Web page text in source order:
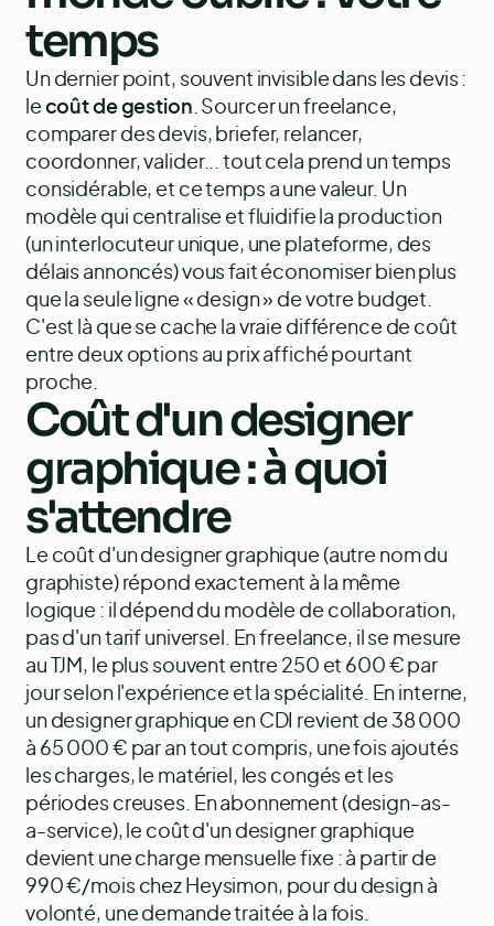
temps
Un dernier point, souvent invisible dans les devis :
le coût de gestion . Sourcer un freelance,
comparer des devis, briefer, relancer,
coordonner, valider... tout cela prend un temps
considérable, et ce temps a une valeur. Un
modèle qui centralise et fluidifie la production
(un interlocuteur unique, une plateforme, des
délais annoncés) vous fait économiser bien plus
que la seule ligne « design » de votre budget.
C'est là que se cache la vraie différence de coût
entre deux options au prix affiché pourtant
proche.
Coût d'un designer
graphique : à quoi
s'attendre
Le coût d'un designer graphique (autre nom du
graphiste) répond exactement à la même
logique : il dépend du modèle de collaboration,
pas d'un tarif universel. En freelance, il se mesure
au TJM, le plus souvent entre 250 et 600 € par
jour selon l'expérience et la spécialité. En interne,
un designer graphique en CDI revient de 38 000
à 65 000 € par an tout compris, une fois ajoutés
les charges, le matériel, les congés et les
périodes creuses. En abonnement (design-as-
a-service), le coût d'un designer graphique
devient une charge mensuelle fixe : à partir de
990 €/mois chez Heysimon, pour du design à
volonté, une demande traitée à la fois.